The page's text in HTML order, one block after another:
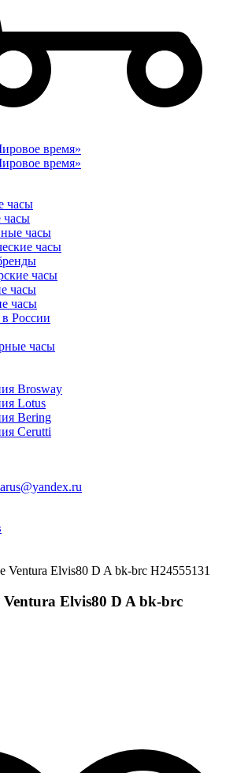
часы
часы
часы
часы
часы
часы
часы
России
часы
Brosway
Lotus
Bering
Cerutti
Ventura Elvis80 D A bk-brc H24555131
Elvis80 D A bk-brc